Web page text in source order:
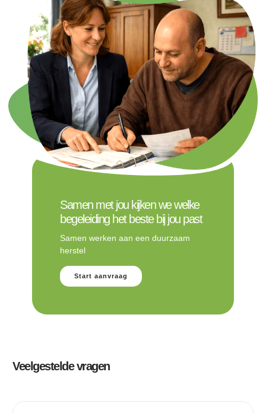
Samen met jou kijken we welke
begeleiding het beste bij jou past
Samen werken aan een duurzaam
herstel
Start aanvraag
Veelgestelde vragen